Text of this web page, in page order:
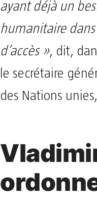
ayant déjà un
humanitaire
d’accès », dit,
le secrétaire
des Nations